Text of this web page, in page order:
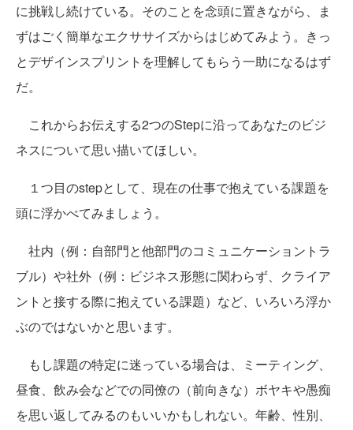
に挑戦し続けている。そのことを念頭に置きながら、ま
ずはごく簡単なエクササイズからはじめてみよう。きっ
とデザインスプリントを理解してもらう一助になるはず
だ。
これからお伝えする2つのStepに沿ってあなたのビジ
ネスについて思い描いてほしい。
１つ目のstepとして、現在の仕事で抱えている課題を
頭に浮かべてみましょう。
社内（例：自部門と他部門のコミュニケーショントラ
ブル）や社外（例：ビジネス形態に関わらず、クライア
ントと接する際に抱えている課題）など、いろいろ浮か
ぶのではないかと思います。
もし課題の特定に迷っている場合は、ミーティング、
昼食、飲み会などでの同僚の（前向きな）ボヤキや愚痴
を思い返してみるのもいいかもしれない。年齢、性別、